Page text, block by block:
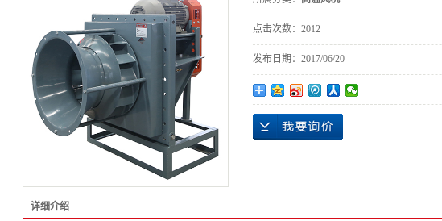
点击次数： 2012
发布日期： 2017/06/20
详细介绍